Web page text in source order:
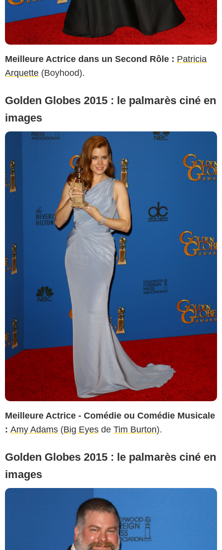
Meilleure Actrice dans un Second Rôle : Patricia
Arquette (Boyhood).
Golden Globes 2015 : le palmarès ciné en
images
Meilleure Actrice - Comédie ou Comédie Musicale
: Amy Adams (Big Eyes de Tim Burton).
Golden Globes 2015 : le palmarès ciné en
images